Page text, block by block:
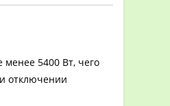
5400 Вт, чего
отключении